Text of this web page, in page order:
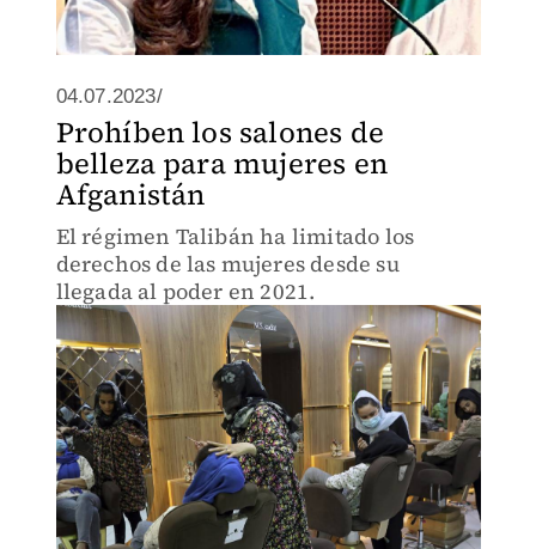
04.07.2023/
Prohíben los salones de
belleza para mujeres en
Afganistán
El régimen Talibán ha limitado los
derechos de las mujeres desde su
llegada al poder en 2021.